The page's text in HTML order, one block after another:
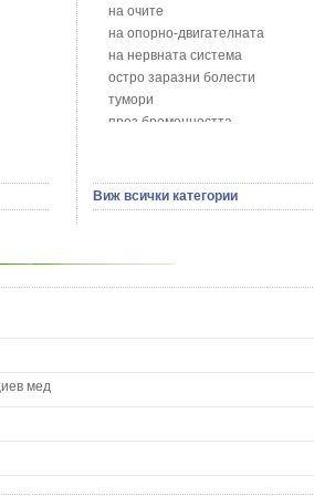
Божур - Paeonia Decora
Борови връхчета - Pinus sylvestris
Босилек - Ocimum Basillicum
Брей - Tamus Communis
Брош - Rubia tinctorum L.
Бръшлян - Hedera helix L.
Бял имел - Viscum album L.
Бял оман - Inula Helenium L.
Бяла върба - Salix Аlba
Вратига - Tanacetrum Vulgare
на очите
на опорно-двигателната
на нервната система
остро заразни болести
тумори
през бременността
сексуални проблеми
на половите органи
Виж всички категории
мед